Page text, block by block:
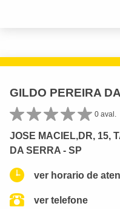
GILDO PEREIRA
0 aval.
JOSE MACIEL,DR, 15,
DA SERRA - SP
ver horario de
ver telefone